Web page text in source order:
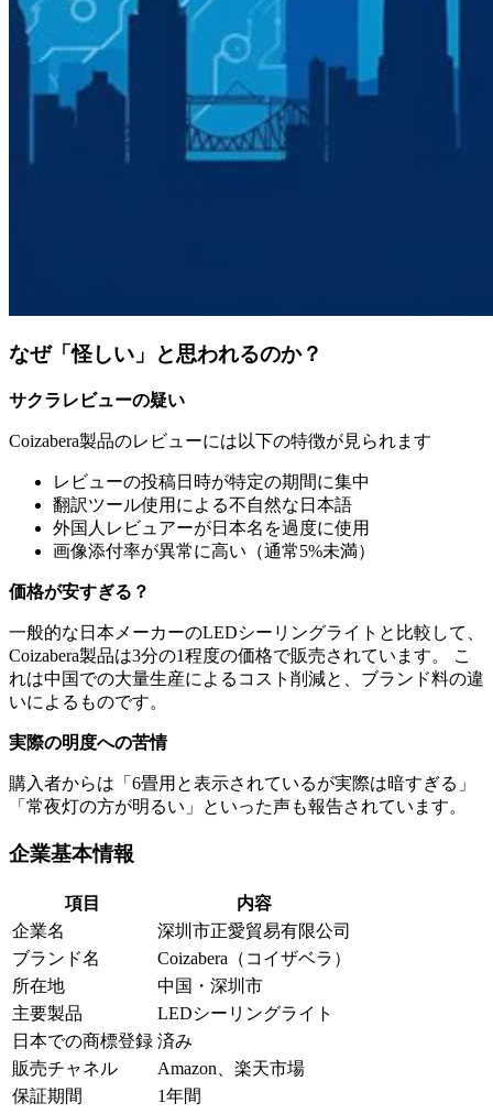
なぜ「怪しい」と思われるのか？
サクラレビューの疑い
Coizabera製品のレビューには以下の特徴が見られます
レビューの投稿日時が特定の期間に集中
翻訳ツール使用による不自然な日本語
外国人レビュアーが日本名を過度に使用
画像添付率が異常に高い（通常5%未満）
価格が安すぎる？
一般的な日本メーカーのLEDシーリングライトと比較して、
Coizabera製品は3分の1程度の価格で販売されています。 こ
れは中国での大量生産によるコスト削減と、ブランド料の違
いによるものです。
実際の明度への苦情
購入者からは「6畳用と表示されているが実際は暗すぎる」
「常夜灯の方が明るい」といった声も報告されています。
企業基本情報
項目
内容
企業名
深圳市正愛貿易有限公司
ブランド名
Coizabera（コイザベラ）
所在地
中国・深圳市
主要製品
LEDシーリングライト
日本での商標登録 済み
販売チャネル
Amazon、楽天市場
保証期間
1年間